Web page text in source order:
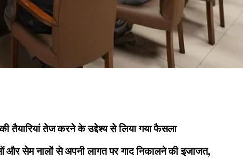
तैयारियां तेज करने के उद्देश्य से लिया गया फैसला
और सेम नालों से अपनी लागत पर गाद निकालने की इजाजत,